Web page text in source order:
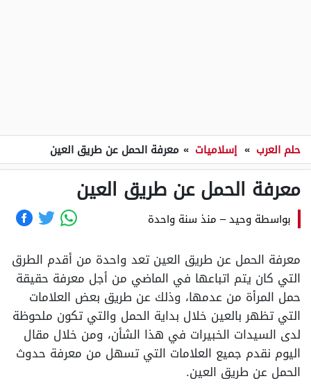
حلم العرب » إسلاميات » معرفة الحمل عن طريق العين
معرفة الحمل عن طريق العين
بواسطة وحيد– منذ سنة واحدة
معرفة الحمل عن طريق العين تعد واحدة من أقدم الطرق
التي كان يتم اتباعها في الماضي من أجل معرفة حقيقة
حمل المرأة من عدمها، وذلك عن طريق بعض العلامات
التي تظهر بالعين خلال بداية الحمل والتي تكون ملحوظة
لدى السيدات الخبيرات في هذا الشأن، ومن خلال مقال
اليوم نقدم جميع العلامات التي تسهل من معرفة حدوث
الحمل عن طريق العين.